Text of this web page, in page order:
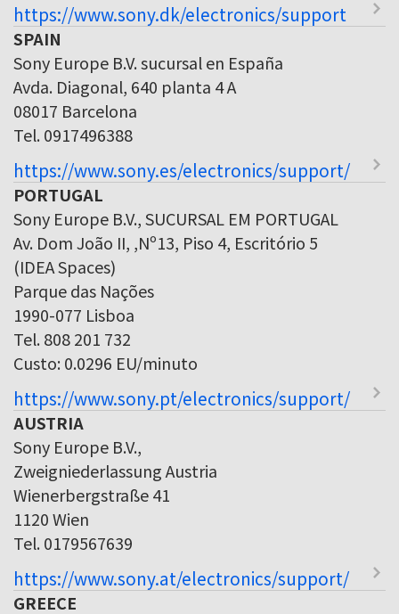
https://www.sony.dk/electronics/support
SPAIN
Sony Europe B.V. sucursal en España
Avda. Diagonal, 640 planta 4 A
08017 Barcelona
Tel. 0917496388
https://www.sony.es/electronics/support/
PORTUGAL
Sony Europe B.V., SUCURSAL EM PORTUGAL
Av. Dom João II, ,Nº13, Piso 4, Escritório 5
(IDEA Spaces)
Parque das Nações
1990-077 Lisboa
Tel. 808 201 732
Custo: 0.0296 EU/minuto
https://www.sony.pt/electronics/support/
AUSTRIA
Sony Europe B.V.,
Zweigniederlassung Austria
Wienerbergstraße 41
1120 Wien
Tel. 0179567639
https://www.sony.at/electronics/support/
GREECE